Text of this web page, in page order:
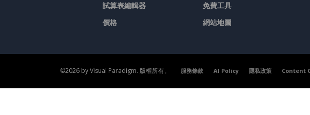
試算表編輯器
價格
免費工具
網站地圖
©2026 by Visual Paradigm. 版權所有。 服務條款 AI Policy 隱私政策 Content